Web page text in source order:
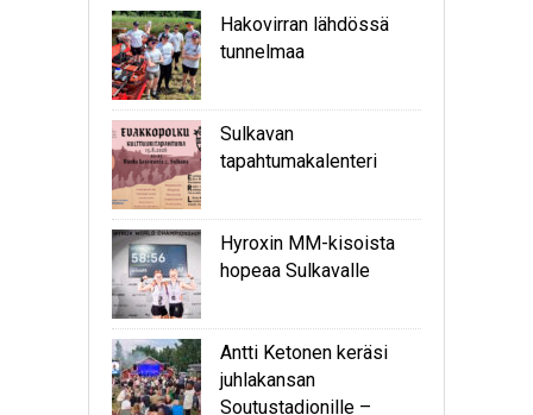
Hakovirran lähdössä
tunnelmaa
Sulkavan
tapahtumakalenteri
Hyroxin MM-kisoista
hopeaa Sulkavalle
Antti Ketonen keräsi
juhlakansan
Soutustadionille –